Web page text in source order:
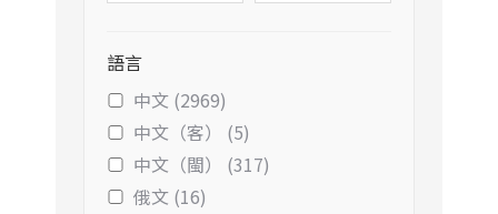
語言
中文 (2969)
中文（客） (5)
中文（閩） (317)
俄文 (16)